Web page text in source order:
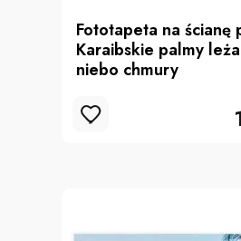
Fototapeta na ścianę
Karaibskie palmy
niebo chmury